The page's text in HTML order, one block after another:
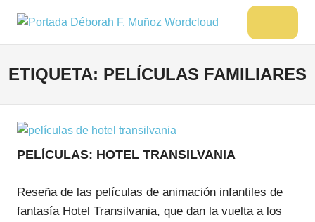
contenido
DÉBORAH
MUÑOZ
Libros,
cultura,
más
ETIQUETA: PELÍCULAS FAMILIARES
PELÍCULAS: HOTEL TRANSILVANIA
Reseña de las películas de animación infantiles de
fantasía Hotel Transilvania, que dan la vuelta a los